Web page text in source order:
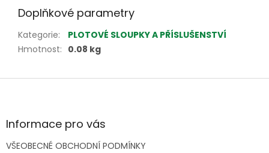
Doplňkové parametry
Kategorie:
PLOTOVÉ SLOUPKY A PŘÍSLUŠENSTVÍ
Hmotnost: 0.08 kg
Z
aInformace pro vás
VŠEOBECNÉ OBCHODNÍ PODMÍNKY